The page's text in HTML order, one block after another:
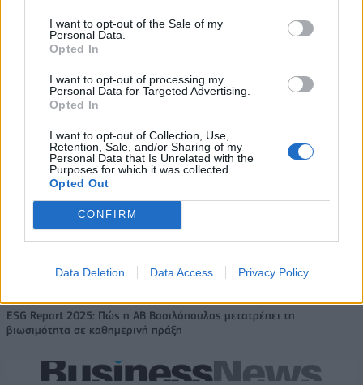
I want to opt-out of the Sale of my
Personal Data.
Opted In
I want to opt-out of processing my
Personal Data for Targeted Advertising.
Opted In
I want to opt-out of Collection, Use,
Retention, Sale, and/or Sharing of my
Personal Data that Is Unrelated with the
Purposes for which it was collected.
Opted Out
CONFIRM
Data Deletion Data Access Privacy Policy
Coca-Cola HBC: Άνοδος 11,4%
εξαμήνου – Στα 524,4 εκατ.
εξαμήνου, στα 138 εκατ. ευρώ
Η συμφωνία Arval-Athlon αναδιαμορφώνει την αγορά leasing
VW: Η δύσκολη εξίσωση της
αναδιάρθρωσης
Αρχαίο Θέατρο Επιδαύρου
ESG Report 2025: Πώς η ΑΒ Βασιλόπουλος μετατρέπει τη
βιωσιμότητα σε καθημερινή πράξη